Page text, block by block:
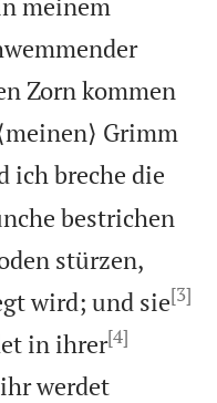
Zorn kommen
Grimm
ich breche die
bestrichen
stürzen,
wird; und sie[3]
in ihrer[4]
werdet